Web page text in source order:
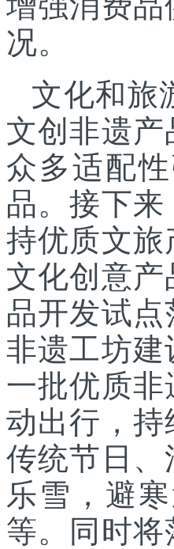
况。
文化和旅
文创非遗
众多适配
品。接下
持优质文
文化创意
品开发试
非遗工坊
一批优质
动出行，
传统节日
乐雪，避
等。同时